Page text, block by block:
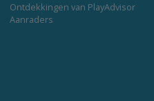
Ontdekkingen van PlayAdvisor
Aanraders